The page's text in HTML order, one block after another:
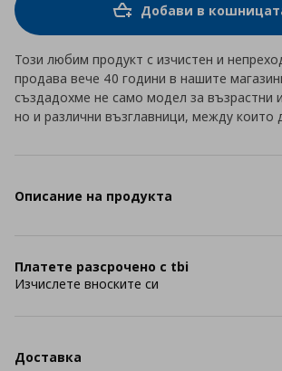
Добави в
Този любим продукт с изчистен и
продава вече 40 години в нашите
създадохме не само модел за възрастни
но и различни възглавници, между които
Описание на продукта
Платете разсрочено с tbi
Изчислете вноските си
Доставка